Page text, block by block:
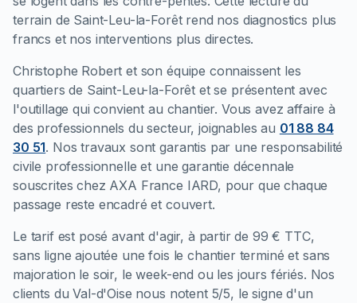
terrain de Saint-Leu-la-Forêt rend nos diagnostics plus
francs et nos interventions plus directes.
Christophe Robert et son équipe connaissent les
quartiers de Saint-Leu-la-Forêt et se présentent avec
l'outillage qui convient au chantier. Vous avez affaire à
des professionnels du secteur, joignables au 01 88 84
30 51. Nos travaux sont garantis par une responsabilité
civile professionnelle et une garantie décennale
souscrites chez AXA France IARD, pour que chaque
passage reste encadré et couvert.
Le tarif est posé avant d'agir, à partir de 99 € TTC,
sans ligne ajoutée une fois le chantier terminé et sans
majoration le soir, le week-end ou les jours fériés. Nos
clients du Val-d'Oise nous notent 5/5, le signe d'un